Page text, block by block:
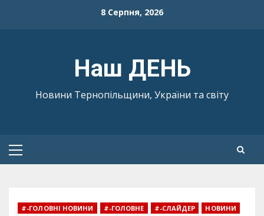
8 Серпня, 2026
Наш ДЕНЬ
Новини Тернопільщини, України та світу
Primary
#-ГОЛОВНІ НОВИНИ #-ГОЛОВНЕ #-СЛАЙДЕР
НОВИНИ